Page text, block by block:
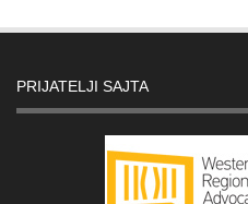
PRIJATELJI SAJTA